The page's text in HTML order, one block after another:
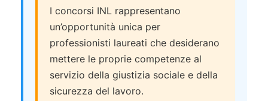
I concorsi INL rappresentano
un’opportunità unica per
professionisti laureati che desiderano
mettere le proprie competenze al
servizio della giustizia sociale e della
sicurezza del lavoro.